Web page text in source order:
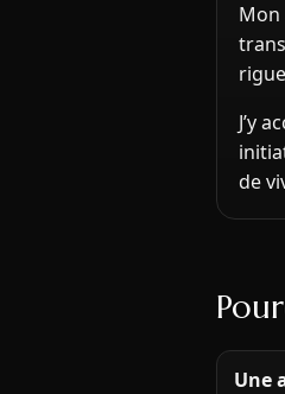
Mon
J’y
de
Une